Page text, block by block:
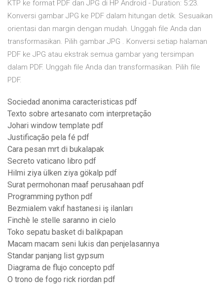
KTP ke format PDF dan JPG di HP Android - Duration: 5:23.
Konversi gambar JPG ke PDF dalam hitungan detik. Sesuaikan
orientasi dan margin dengan mudah. Unggah file Anda dan
transformasikan. Pilih gambar JPG . Konversi setiap halaman
PDF ke JPG atau ekstrak semua gambar yang tersimpan
dalam PDF. Unggah file Anda dan transformasikan. Pilih file
PDF.
Sociedad anonima caracteristicas pdf
Texto sobre artesanato com interpretação
Johari window template pdf
Justificação pela fé pdf
Cara pesan mrt di bukalapak
Secreto vaticano libro pdf
Hilmi ziya ülken ziya gökalp pdf
Surat permohonan maaf perusahaan pdf
Programming python pdf
Bezmialem vakıf hastanesi iş ilanları
Finchè le stelle saranno in cielo
Toko sepatu basket di balikpapan
Macam macam seni lukis dan penjelasannya
Standar panjang list gypsum
Diagrama de flujo concepto pdf
O trono de fogo rick riordan pdf